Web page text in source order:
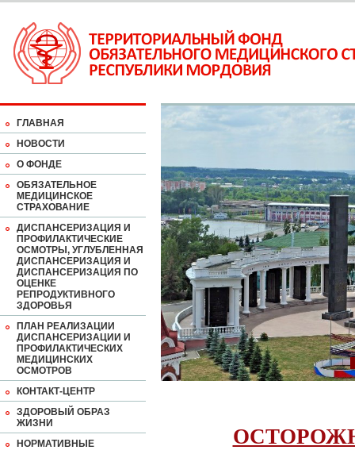
ГЛАВНАЯ
НОВОСТИ
О ФОНДЕ
ОБЯЗАТЕЛЬНОЕ
МЕДИЦИНСКОЕ
СТРАХОВАНИЕ
ДИСПАНСЕРИЗАЦИЯ И
ПРОФИЛАКТИЧЕСКИЕ
ОСМОТРЫ, УГЛУБЛЕННАЯ
ДИСПАНСЕРИЗАЦИЯ И
ДИСПАНСЕРИЗАЦИЯ ПО
ОЦЕНКЕ
РЕПРОДУКТИВНОГО
ЗДОРОВЬЯ
ПЛАН РЕАЛИЗАЦИИ
ДИСПАНСЕРИЗАЦИИ И
ПРОФИЛАКТИЧЕСКИХ
МЕДИЦИНСКИХ
ОСМОТРОВ
КОНТАКТ-ЦЕНТР
ЗДОРОВЫЙ ОБРАЗ
ЖИЗНИ
НОРМАТИВНЫЕ